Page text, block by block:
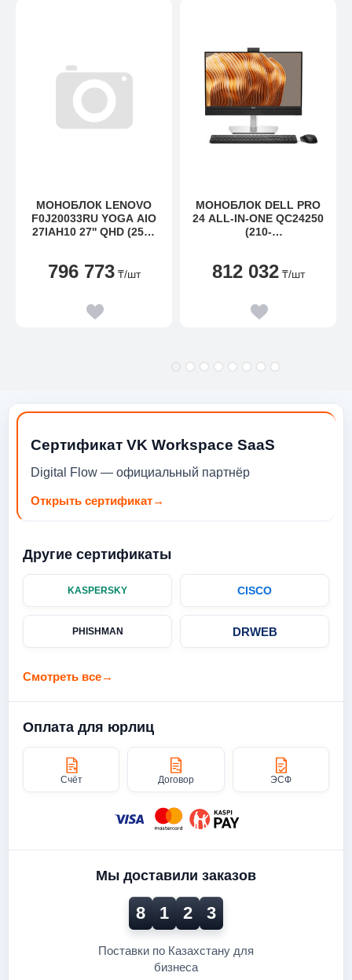
МОНОБЛОК LENOVO
F0J20033RU YOGA AIO
27IAH10 27'' QHD (2560
TO 5,4GHZ
7/BT5.4/5MP
796 773 ₸/шт
МОНОБЛОК DELL PRO
24 ALL-IN-ONE QC24250
(210-
812 032 ₸/шт
Сертификат VK Workspace SaaS
Digital Flow — официальный партнёр
Открыть сертификат→
Другие сертификаты
KASPERSKY CISCO
PHISHMAN DRWEB
Смотреть все→
Оплата для юрлиц
Счёт Договор ЭСФ
Мы доставили заказов
8 1 2 3
Поставки по Казахстану для
бизнеса